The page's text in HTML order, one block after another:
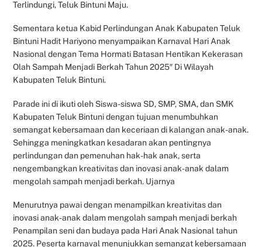
Terlindungi, Teluk Bintuni Maju.
Sementara ketua Kabid Perlindungan Anak Kabupaten Teluk
Bintuni Hadit Hariyono menyampaikan Karnaval Hari Anak
Nasional dengan Tema Hormati Batasan Hentikan Kekerasan
Olah Sampah Menjadi Berkah Tahun 2025″ Di Wilayah
Kabupaten Teluk Bintuni.
Parade ini di ikuti oleh Siswa-siswa SD, SMP, SMA, dan SMK
Kabupaten Teluk Bintuni dengan tujuan menumbuhkan
semangat kebersamaan dan keceriaan di kalangan anak-anak.
Sehingga meningkatkan kesadaran akan pentingnya
perlindungan dan pemenuhan hak-hak anak, serta
nengembangkan kreativitas dan inovasi anak-anak dalam
mengolah sampah menjadi berkah. Ujarnya
Menurutnya pawai dengan menampilkan kreativitas dan
inovasi anak-anak dalam mengolah sampah menjadi berkah
Penampilan seni dan budaya pada Hari Anak Nasional tahun
2025. Peserta karnaval menunjukkan semangat kebersamaan